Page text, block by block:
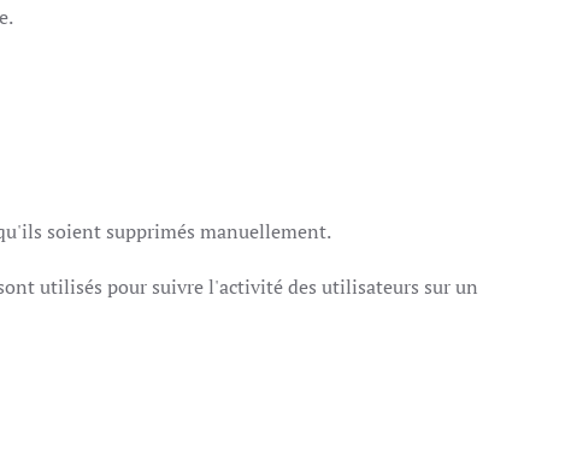
soient supprimés manuellement.
utilisés pour suivre l'activité des utilisateurs sur un